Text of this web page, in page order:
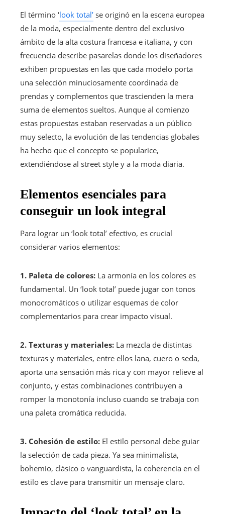
El término ‘look total’ se originó en la escena europea
de la moda, especialmente dentro del exclusivo
ámbito de la alta costura francesa e italiana, y con
frecuencia describe pasarelas donde los diseñadores
exhiben propuestas en las que cada modelo porta
una selección minuciosamente coordinada de
prendas y complementos que trascienden la mera
suma de elementos sueltos. Aunque al comienzo
estas propuestas estaban reservadas a un público
muy selecto, la evolución de las tendencias globales
ha hecho que el concepto se popularice,
extendiéndose al street style y a la moda diaria.
Elementos esenciales para
conseguir un look integral
Para lograr un ‘look total’ efectivo, es crucial
considerar varios elementos:
1. Paleta de colores: La armonía en los colores es
fundamental. Un ‘look total’ puede jugar con tonos
monocromáticos o utilizar esquemas de color
complementarios para crear impacto visual.
2. Texturas y materiales: La mezcla de distintas
texturas y materiales, entre ellos lana, cuero o seda,
aporta una sensación más rica y con mayor relieve al
conjunto, y estas combinaciones contribuyen a
romper la monotonía incluso cuando se trabaja con
una paleta cromática reducida.
3. Cohesión de estilo: El estilo personal debe guiar
la selección de cada pieza. Ya sea minimalista,
bohemio, clásico o vanguardista, la coherencia en el
estilo es clave para transmitir un mensaje claro.